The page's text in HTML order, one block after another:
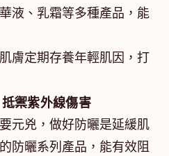
液、乳霜等多種產品，能
肌膚定期存養年輕肌因，打
禦紫外線傷害
元兇，做好防曬是延緩肌
防曬系列產品，能有效阻